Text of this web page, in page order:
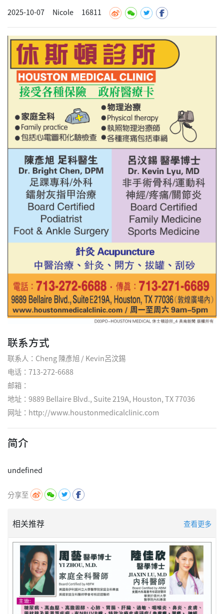
2025-10-07 Nicole 16811
联系方式
联系人：Cheng 陳彥旭 / Kevin呂汶錫
电话：713-272-6688
邮箱：
地址：9889 Bellaire Blvd., Suite 219A, Houston, TX 77036
网址： http://www.houstonmedicalclinic.com
简介
分享至
相关推荐 查看更多